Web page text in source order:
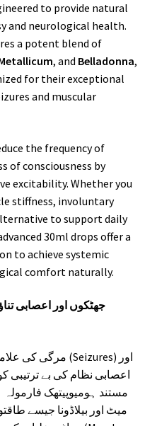
to provide natural
and neurological health.
a potent blend of
, and Belladonna,
for their exceptional
and muscular
the frequency of
of consciousness by
excitability. Whether you
stiffness, involuntary
to support daily
30ml drops offer a
to achieve systemic
comfort naturally.
اعصابی نظام کی بے ترتیبی
مستند ہومیوپیتھک
میٹ اور بیلاڈونا جیسے